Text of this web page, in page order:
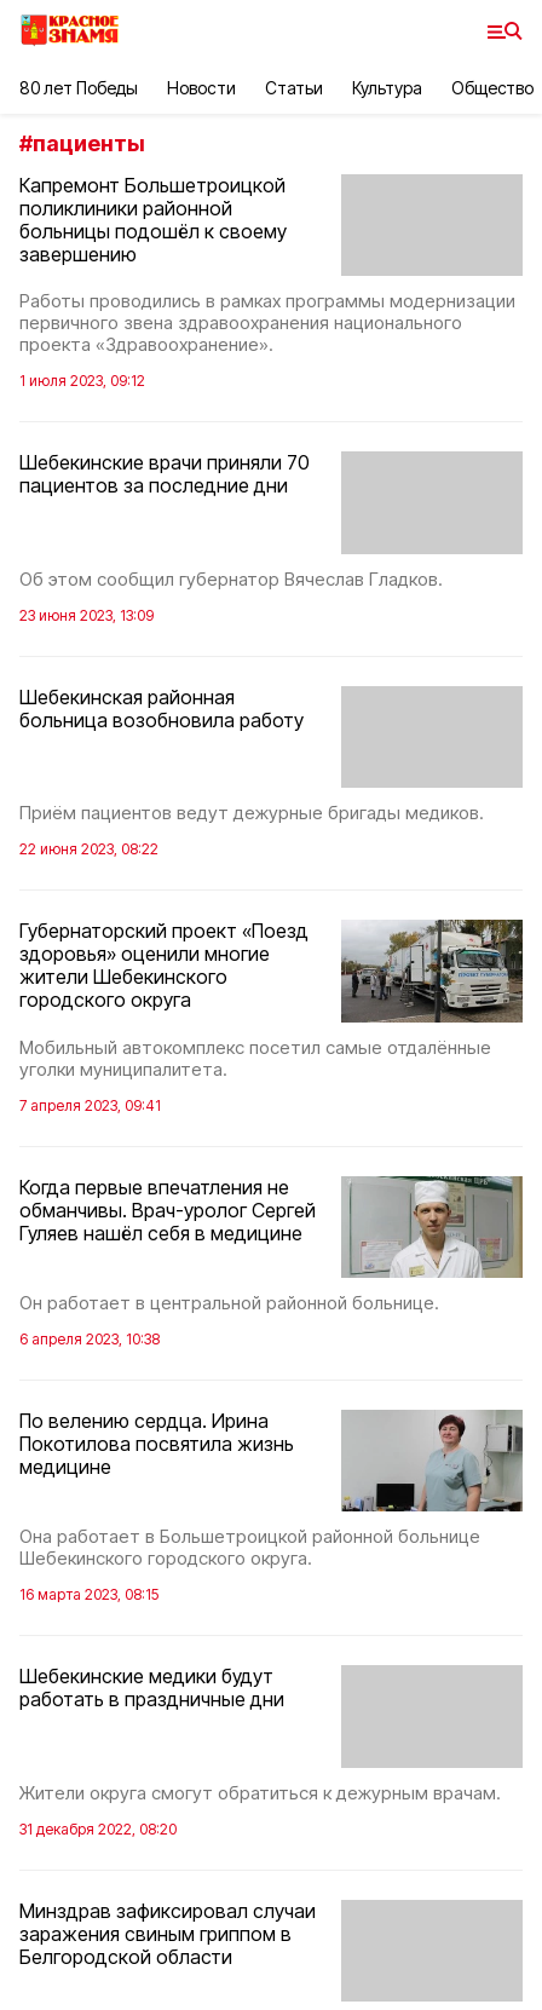
80 лет Победы Новости Статьи Культура Общество
#пациенты
Капремонт Большетроицкой
поликлиники районной
больницы подошёл к своему
завершению
Работы проводились в рамках программы модернизации
первичного звена здравоохранения национального
проекта «Здравоохранение».
1 июля 2023, 09:12
Шебекинские врачи приняли 70
пациентов за последние дни
Об этом сообщил губернатор Вячеслав Гладков.
23 июня 2023, 13:09
Шебекинская районная
больница возобновила работу
Приём пациентов ведут дежурные бригады медиков.
22 июня 2023, 08:22
Губернаторский проект «Поезд
здоровья» оценили многие
жители Шебекинского
городского округа
Мобильный автокомплекс посетил самые отдалённые
уголки муниципалитета.
7 апреля 2023, 09:41
Когда первые впечатления не
обманчивы. Врач-уролог Сергей
Гуляев нашёл себя в медицине
Он работает в центральной районной больнице.
6 апреля 2023, 10:38
По велению сердца. Ирина
Покотилова посвятила жизнь
медицине
Она работает в Большетроицкой районной больнице
Шебекинского городского округа.
16 марта 2023, 08:15
Шебекинские медики будут
работать в праздничные дни
Жители округа смогут обратиться к дежурным врачам.
31 декабря 2022, 08:20
Минздрав зафиксировал случаи
заражения свиным гриппом в
Белгородской области